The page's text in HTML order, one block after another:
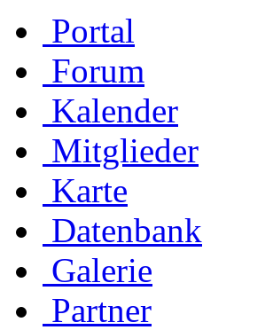
Portal
Forum
Kalender
Mitglieder
Karte
Datenbank
Galerie
Partner